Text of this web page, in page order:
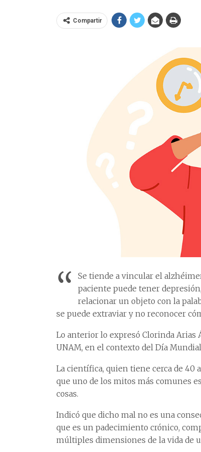
Compartir
“
Se tiende a vincular el
paciente puede tener
relacionar un objeto con la
se puede extraviar y no reconocer
Lo anterior lo expresó Clorinda Arias
UNAM, en el contexto del Día
La científica, quien tiene cerca de 40
que uno de los mitos más comunes
cosas.
Indicó que dicho mal no es una
que es un padecimiento crónico,
múltiples dimensiones de la vida de